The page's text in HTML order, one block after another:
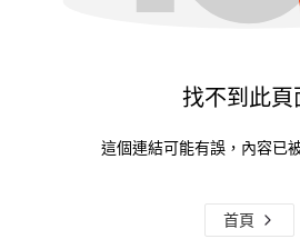
找不到此頁
這個連結可能有誤，內容已
首頁